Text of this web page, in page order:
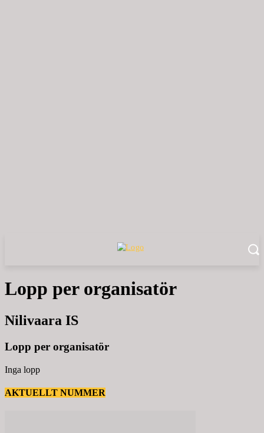
Lopp per organisatör
Nilivaara IS
Lopp per organisatör
Inga lopp
AKTUELLT NUMMER